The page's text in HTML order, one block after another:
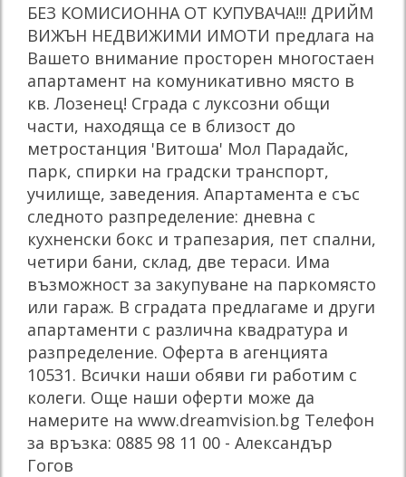
БЕЗ КОМИСИОННА ОТ КУПУВАЧА!!! ДРИЙМ
ВИЖЪН НЕДВИЖИМИ ИМОТИ предлага на
Вашето внимание просторен многостаен
апартамент на комуникативно място в
кв. Лозенец! Сграда с луксозни общи
части, находяща се в близост до
метростанция 'Витоша' Мол Парадайс,
парк, спирки на градски транспорт,
училище, заведения. Апартамента е със
следното разпределение: дневна с
кухненски бокс и трапезария, пет спални,
четири бани, склад, две тераси. Има
възможност за закупуване на паркомясто
или гараж. В сградата предлагаме и други
апартаменти с различна квадратура и
разпределение. Оферта в агенцията
10531. Всички наши обяви ги работим с
колеги. Още наши оферти може да
намерите на www.dreamvision.bg Телефон
за връзка: 0885 98 11 00 - Александър
Гогов